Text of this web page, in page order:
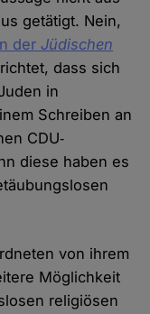
getätigt. Nein,
derJüdischen
dass sich
in
Schreiben an
CDU‐
diese haben es
von ihrem
Möglichkeit
religiösen